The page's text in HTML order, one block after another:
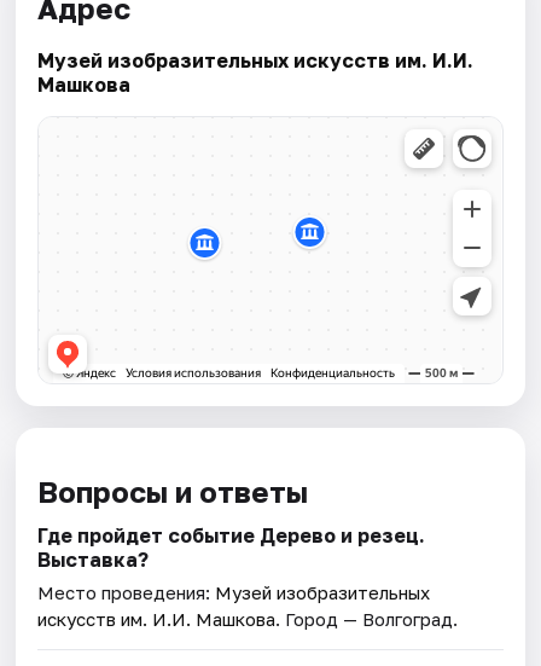
Адрес
Музей изобразительных искусств им. И.И.
Машкова
Вопросы и ответы
Где пройдет событие Дерево и резец.
Выставка?
Место проведения: Музей изобразительных
искусств им. И.И. Машкова. Город — Волгоград.